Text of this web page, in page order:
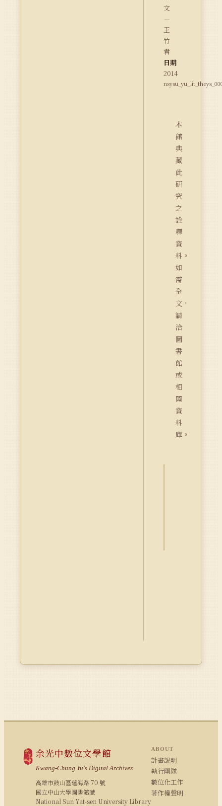
文
－
王
竹
君
日期
2014
本
館
典
藏
此
研
究
之
詮
釋
資
料。
如
需
全
文，
請
洽
圖
書
館
或
相
關
資
料
庫。
余光中數位文學館
Kwang-Chung Yu's Digital Archives
高雄市鼓山區蓮海路 70 號
國立中山大學圖書館藏
National Sun Yat-sen University Library
ABOUT
計畫說明
執行團隊
數位化工作
著作權聲明